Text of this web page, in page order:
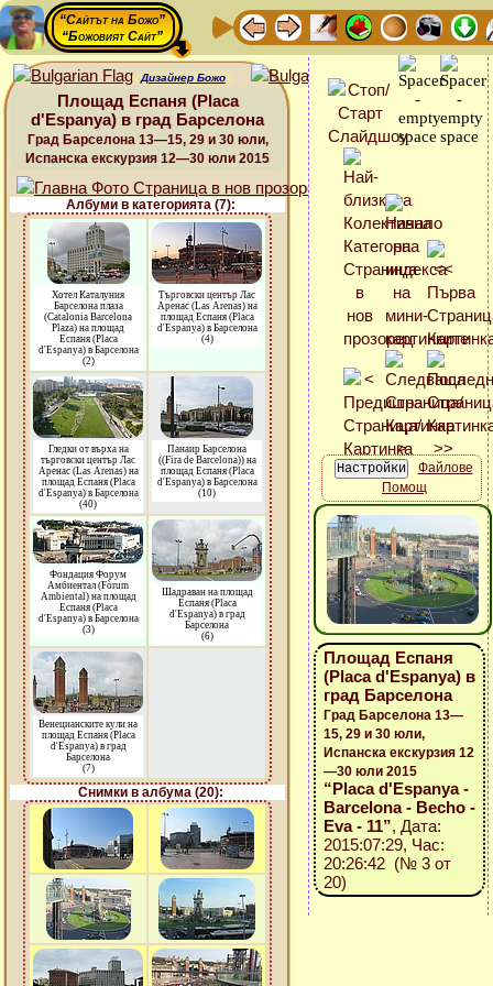
“Сайтът на Божо”
“Божовият Сайт”
Дизайнер Божо
Площад Еспаня (Placa
d'Espanya) в град Барселона
Град Барселона 13—15, 29 и 30 юли,
Испанска екскурзия 12—30 юли 2015
Албуми в категорията (7):
Хотел Каталуния
Барселона плаза
(Catalonia Barcelona
Plaza) на площад
Еспаня (Placa
d'Espanya) в Барселона
(2)
Търговски център Лас
Аренас (Las Arenas) на
площад Еспаня (Placa
d'Espanya) в Барселона
(4)
Гледки от върха на
търговски център Лас
Аренас (Las Arenas) на
площад Еспаня (Placa
d'Espanya) в Барселона
(40)
Панаир Барселона
((Fira de Barcelona)) на
площад Еспаня (Placa
d'Espanya) в Барселона
(10)
Фондация Форум
Амбиентал (Fòrum
Ambiental) на площад
Еспаня (Placa
d'Espanya) в Барселона
(3)
Шадраван на площад
Еспаня (Placa
d'Espanya) в град
Барселона
(6)
Венецианските кули на
площад Еспаня (Placa
d'Espanya) в град
Барселона
(7)
Снимки в албума (20):
Файлове
Помощ
Площад Еспаня
(Placa d'Espanya) в
град Барселона
Град Барселона 13—
15, 29 и 30 юли,
Испанска екскурзия 12
—30 юли 2015
“Placa d'Espanya -
Barcelona - Becho -
Eva - 11”, Дата:
2015:07:29, Час:
20:26:42 (№ 3 от
20)